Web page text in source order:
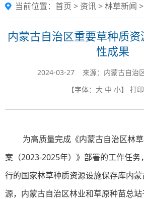
当前位置： 首页 > 资讯>林草新闻 >
内蒙古自治区重要草种质
性成果
2024-03-27 来源：内蒙古自治
【字体： 大 中 小】 打
为高质量完成《内蒙古自治区林
案（2023-2025年）》部署的工作任务
行的国家林草种质资源设施保存库内
源，内蒙古自治区林业和草原种苗总